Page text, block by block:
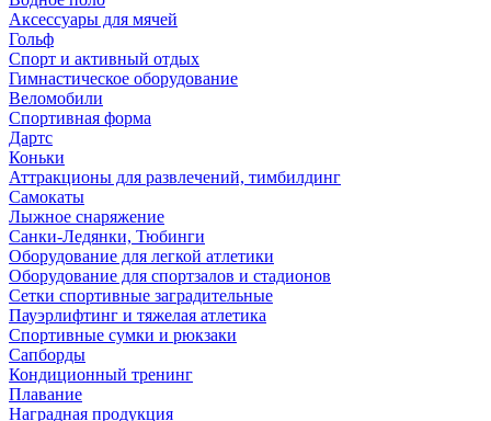
Аксессуары для мячей
Гольф
Спорт и активный отдых
Гимнастическое оборудование
Веломобили
Спортивная форма
Дартс
Коньки
Аттракционы для развлечений, тимбилдинг
Самокаты
Лыжное снаряжение
Санки-Ледянки, Тюбинги
Оборудование для легкой атлетики
Оборудование для спортзалов и стадионов
Сетки спортивные заградительные
Пауэрлифтинг и тяжелая атлетика
Спортивные сумки и рюкзаки
Сапборды
Кондиционный тренинг
Плавание
Наградная продукция